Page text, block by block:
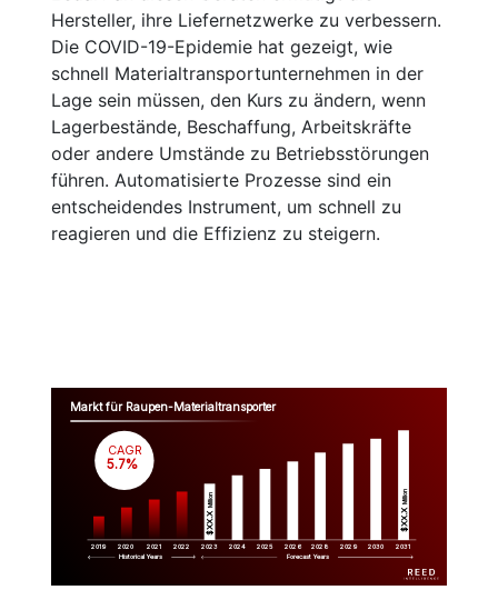
Hersteller, ihre Liefernetzwerke zu verbessern.
Die COVID-19-Epidemie hat gezeigt, wie
schnell Materialtransportunternehmen in der
Lage sein müssen, den Kurs zu ändern, wenn
Lagerbestände, Beschaffung, Arbeitskräfte
oder andere Umstände zu Betriebsstörungen
führen. Automatisierte Prozesse sind ein
entscheidendes Instrument, um schnell zu
reagieren und die Effizienz zu steigern.
Markt für Raupen-Materialtransporter
2019 2020 2021 2022 2023 2024 2025 2026 2028 2029 2030 2031
$XX.X
Million
$XX.X
Million
CAGR
5.7%
Historical Years Forecast Years